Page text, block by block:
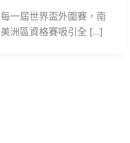
每一屆世界盃外圍賽，南
美洲區資格賽吸引全 […]